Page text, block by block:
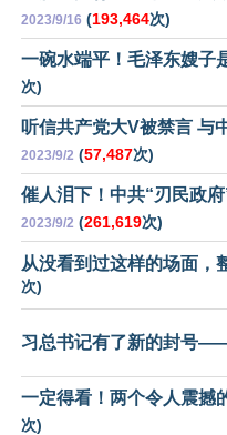
2023/9/16 (193,464次)
一碗水端平！毛泽东嫂子
次)
听信共产党大V被禁言 与
2023/9/2 (57,487次)
催人泪下！中共“刃民政
2023/9/2 (261,619次)
从没看到过这样的场面，
次)
习总书记有了新的封号
一定得看！两个令人震撼
次)